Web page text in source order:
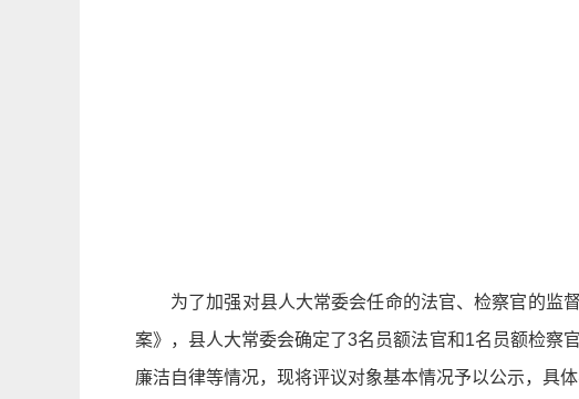
为了加强对县人大常委会任命的法官、检察官的监
案》，县人大常委会确定了3名员额法官和1名员额检察
廉洁自律等情况，现将评议对象基本情况予以公示，具